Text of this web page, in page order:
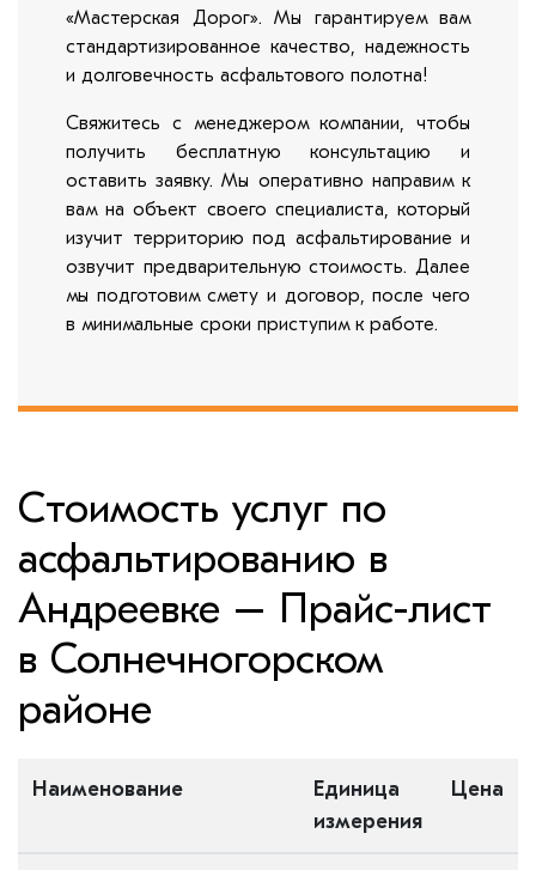
«Мастерская Дорог». Мы гарантируем вам
стандартизированное качество, надежность
и долговечность асфальтового полотна!
Свяжитесь с менеджером компании, чтобы
получить бесплатную консультацию и
оставить заявку. Мы оперативно направим к
вам на объект своего специалиста, который
изучит территорию под асфальтирование и
озвучит предварительную стоимость. Далее
мы подготовим смету и договор, после чего
в минимальные сроки приступим к работе.
Стоимость услуг по
асфальтированию в
Андреевке – Прайс-лист
в Солнечногорском
районе
Наименование
Единица
измерения
Цена